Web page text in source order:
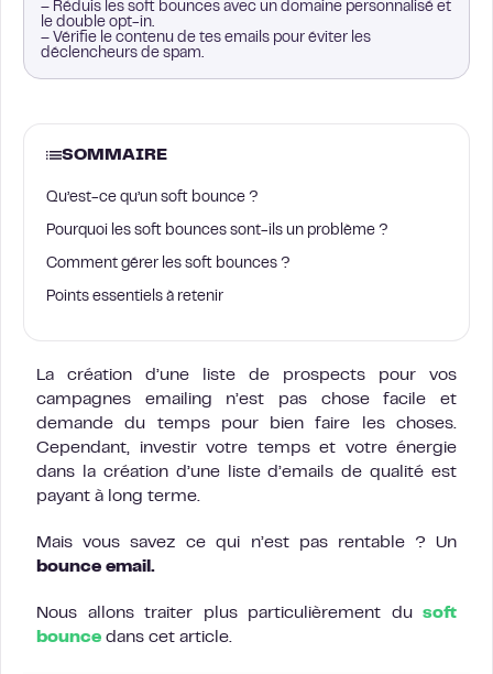
– Réduis les soft bounces avec un domaine personnalisé et
le double opt-in.
– Vérifie le contenu de tes emails pour éviter les
déclencheurs de spam.
SOMMAIRE
Qu’est-ce qu’un soft bounce ?
Pourquoi les soft bounces sont-ils un problème ?
Comment gérer les soft bounces ?
Points essentiels à retenir
La création d’une liste de prospects pour vos
campagnes emailing n’est pas chose facile et
demande du temps pour bien faire les choses.
Cependant, investir votre temps et votre énergie
dans la création d’une liste d’emails de qualité est
payant à long terme.
Mais vous savez ce qui n’est pas rentable ? Un
bounce email.
Nous allons traiter plus particulièrement du soft
bounce dans cet article.